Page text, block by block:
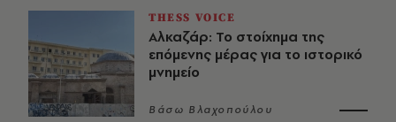
THESS VOICE
Αλκαζάρ: Το στοίχημα της
επόμενης μέρας για το ιστορικό
μνημείο
Βάσω Βλαχοπούλου